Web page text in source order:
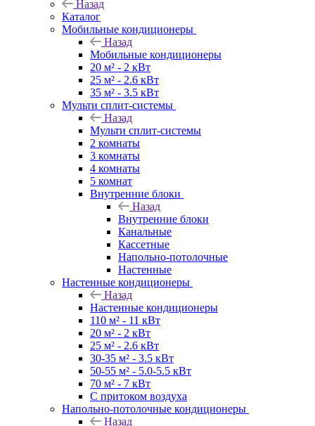
Назад
Каталог
Мобильные кондиционеры
Назад
Мобильные кондиционеры
20 м² - 2 кВт
25 м² - 2.6 кВт
35 м² - 3.5 кВт
Мульти сплит-системы
Назад
Мульти сплит-системы
2 комнаты
3 комнаты
4 комнаты
5 комнат
Внутренние блоки
Назад
Внутренние блоки
Канальные
Кассетные
Напольно-потолочные
Настенные
Настенные кондиционеры
Назад
Настенные кондиционеры
110 м² - 11 кВт
20 м² - 2 кВт
25 м² - 2.6 кВт
30-35 м² - 3.5 кВт
50-55 м² - 5.0-5.5 кВт
70 м² - 7 кВт
С притоком воздуха
Напольно-потолочные кондиционеры
Назад